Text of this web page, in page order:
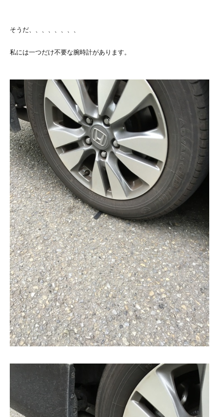
そうだ、、、、、、、、
私には一つだけ不要な腕時計があります。